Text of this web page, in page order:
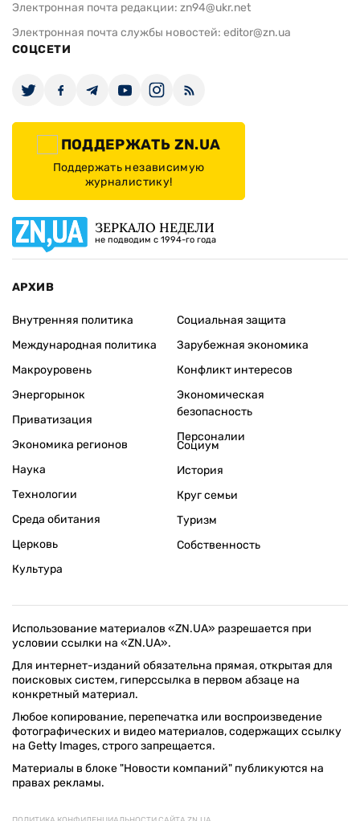
Электронная почта редакции: zn94@ukr.net
Электронная почта службы новостей: editor@zn.ua
СОЦСЕТИ
ПОДДЕРЖАТЬ ZN.UA
Поддержать независимую
журналистику!
ЗЕРКАЛО НЕДЕЛИ
не подводим с 1994-го года
АРХИВ
Внутренняя политика
Международная политика
Макроуровень
Энергорынок
Приватизация
Экономика регионов
Социальная защита
Зарубежная экономика
Конфликт интересов
Экономическая
безопасность
Персоналии
Наука
Технологии
Среда обитания
Церковь
Культура
Социум
История
Круг семьи
Туризм
Собственность
Использование материалов «ZN.UA» разрешается при
условии ссылки на «ZN.UA».
Для интернет-изданий обязательна прямая, открытая для
поисковых систем, гиперссылка в первом абзаце на
конкретный материал.
Любое копирование, перепечатка или воспроизведение
фотографических и видео материалов, содержащих ссылку
на Getty Images, строго запрещается.
Материалы в блоке "Новости компаний" публикуются на
правах рекламы.